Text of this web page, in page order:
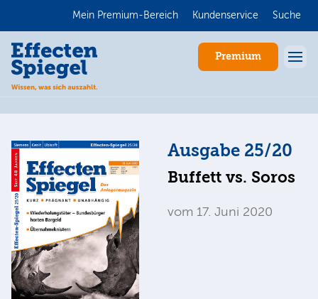
Mein Premium-Bereich Kundenservice Suche
Premium
Ausgabe 25/20
Buffett vs. Soros
vom 17. Juni 2020
Anmelden